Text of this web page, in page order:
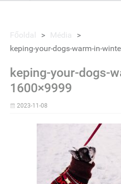
Főoldal > Média
>
keping-your-dogs-warm-in-
keping-your-dogs-
1600×9999
2023-11-08